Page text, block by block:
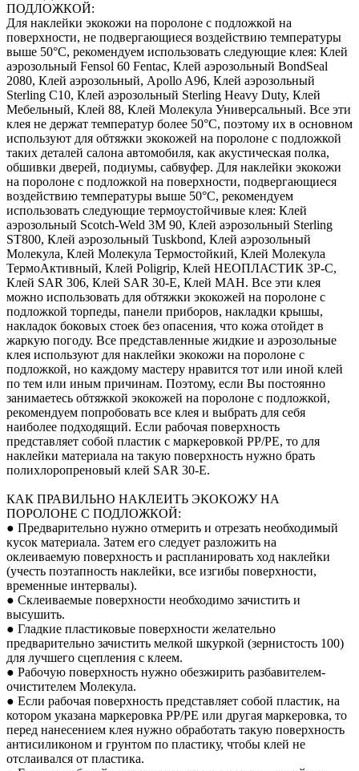
ПОДЛОЖКОЙ:
Для наклейки экокожи на поролоне с подложкой на
поверхности, не подвергающиеся воздействию температуры
выше 50°С, рекомендуем использовать следующие клея: Клей
аэрозольный Fensol 60 Fentac, Клей аэрозольный BondSeal
2080, Клей аэрозольный, Apollo A96, Клей аэрозольный
Sterling C10, Клей аэрозольный Sterling Heavy Duty, Клей
Мебельный, Клей 88, Клей Молекула Универсальный. Все эти
клея не держат температур более 50°С, поэтому их в основном
используют для обтяжки экокожей на поролоне с подложкой
таких деталей салона автомобиля, как акустическая полка,
обшивки дверей, подиумы, сабвуфер. Для наклейки экокожи
на поролоне с подложкой на поверхности, подвергающиеся
воздействию температуры выше 50°С, рекомендуем
использовать следующие термоустойчивые клея: Клей
аэрозольный Scotch-Weld 3M 90, Клей аэрозольный Sterling
ST800, Клей аэрозольный Tuskbond, Клей аэрозольный
Молекула, Клей Молекула Термостойкий, Клей Молекула
ТермоАктивный, Клей Poligrip, Клей НЕОПЛАСТИК 3P-C,
Клей SAR 306, Клей SAR 30-E, Клей MAH. Все эти клея
можно использовать для обтяжки экокожей на поролоне с
подложкой торпеды, панели приборов, накладки крышы,
накладок боковых стоек без опасения, что кожа отойдет в
жаркую погоду. Все представленные жидкие и аэрозольные
клея используют для наклейки экокожи на поролоне с
подложкой, но каждому мастеру нравится тот или иной клей
по тем или иным причинам. Поэтому, если Вы постоянно
занимаетесь обтяжкой экокожей на поролоне с подложкой,
рекомендуем попробовать все клея и выбрать для себя
наиболее подходящий. Если рабочая поверхность
представляет собой пластик с маркеровкой PP/PE, то для
наклейки материала на такую поверхность нужно брать
полихлоропреновый клей SAR 30-E.
КАК ПРАВИЛЬНО НАКЛЕИТЬ ЭКОКОЖУ НА
ПОРОЛОНЕ С ПОДЛОЖКОЙ:
● Предварительно нужно отмерить и отрезать необходимый
кусок материала. Затем его следует разложить на
оклеиваемую поверхность и распланировать ход наклейки
(учесть поэтапность наклейки, все изгибы поверхности,
временные интервалы).
● Склеиваемые поверхности необходимо зачистить и
высушить.
● Гладкие пластиковые поверхности желательно
предварительно зачистить мелкой шкуркой (зернистость 100)
для лучшего сцепления с клеем.
● Рабочую поверхность нужно обезжирить разбавителем-
очистителем Молекула.
● Если рабочая поверхность представляет собой пластик, на
котором указана маркеровка PP/PE или другая маркеровка, то
перед нанесением клея нужно обработать такую поверхность
антисиликоном и грунтом по пластику, чтобы клей не
отслаивался от пластика.